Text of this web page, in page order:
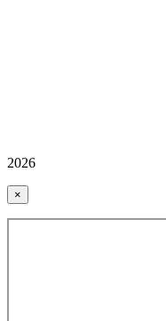
2026
×